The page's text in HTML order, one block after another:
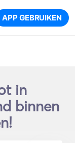
APP GEBRUIKEN
in
binnen